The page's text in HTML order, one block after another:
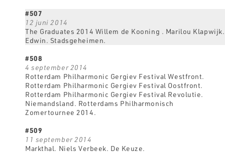
#507
12 juni 2014
The Graduates 2014 Willem de Kooning . Marilou Klapwijk.
Edwin. Stadsgeheimen.
#508
4 september 2014
Rotterdam Philharmonic Gergiev Festival Westfront.
Rotterdam Philharmonic Gergiev Festival Oostfront.
Rotterdam Philharmonic Gergiev Festival Revolutie.
Niemandsland. Rotterdams Philharmonisch
Zomertournee 2014.
#509
11 september 2014
Markthal. Niels Verbeek. De Keuze.